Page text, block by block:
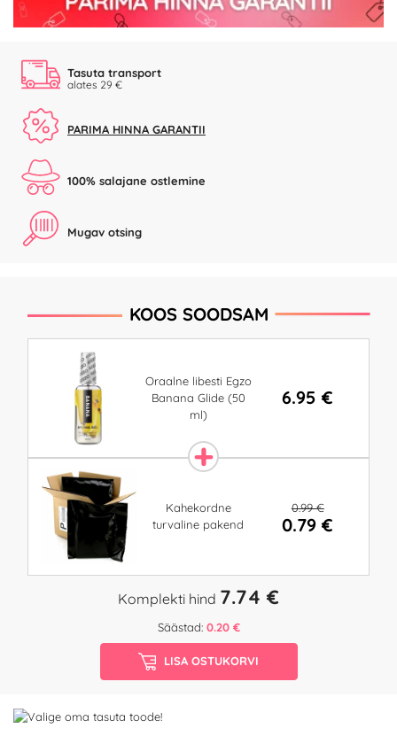
Tasuta transport
alates 29 €
PARIMA HINNA GARANTII
100% salajane ostlemine
Mugav otsing
KOOS SOODSAM
Oraalne libesti Egzo
Banana Glide (50
ml)
6.95 €
Kahekordne
turvaline pakend
0.99 €
0.79 €
Komplekti hind 7.74 €
Säästad: 0.20 €
LISA OSTUKORVI